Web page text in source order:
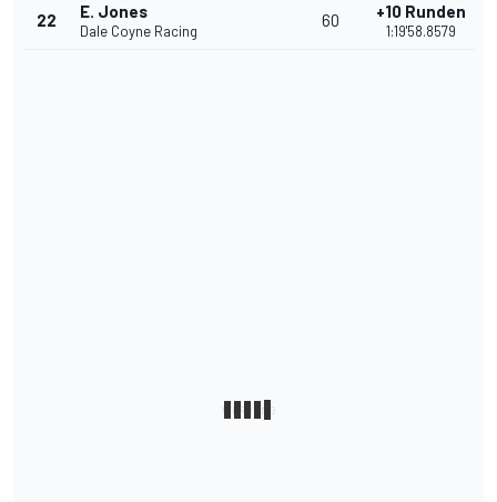
22 E. Jones
Dale Coyne Racing
60 +10 Runden
1:19'58.8579